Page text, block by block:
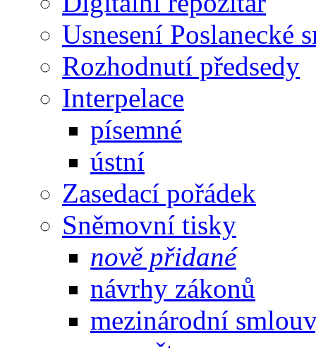
Usnesení Poslanecké
Rozhodnutí předsedy
Interpelace
písemné
ústní
Zasedací pořádek
Sněmovní tisky
nově přidané
návrhy zákonů
mezinárodní